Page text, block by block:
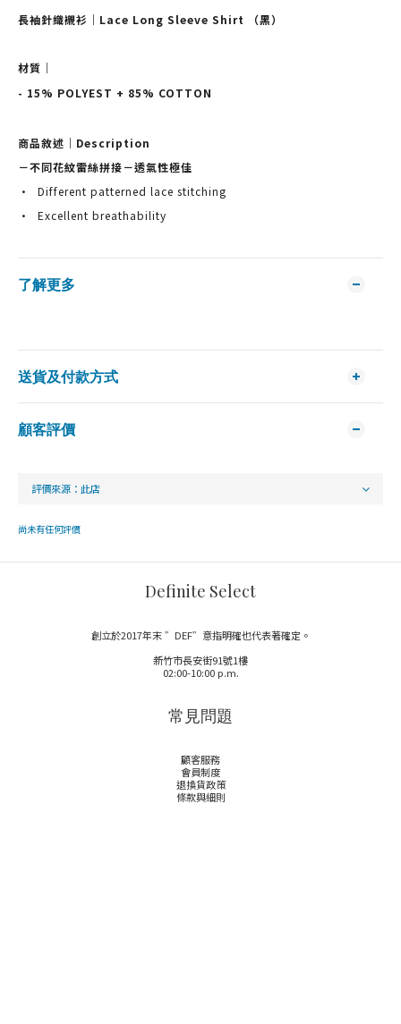
長袖針織襯衫｜Lace Long Sleeve Shirt （黑）
材質｜
- 15% POLYEST + 85% COTTON
商品敘述｜Description
－不同花紋雷絲拼接－透氣性極佳
·  Different patterned lace stitching
·  Excellent breathability
了解更多
送貨及付款方式
顧客評價
尚未有任何評價
Definite Select
創立於2017年末 ”DEF”意指明確也代表著確定。
新竹市長安街91號1樓
02:00-10:00 p.m.
常見問題
顧客服務
會員制度
退換貨政策
條款與細則